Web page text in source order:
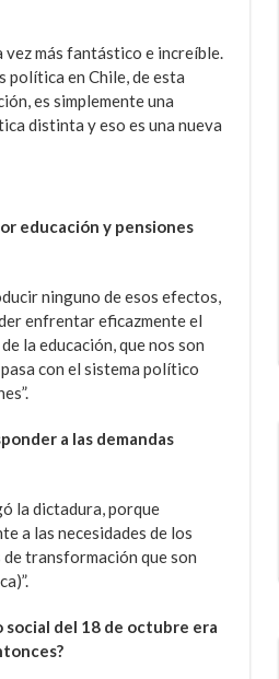
vez más fantástico e increíble.
política en Chile, de esta
es simplemente una
distinta y eso es una nueva
educación y pensiones
ninguno de esos efectos,
enfrentar eficazmente el
la educación, que nos son
con el sistema político
a las demandas
la dictadura, porque
a las necesidades de los
transformación que son
social del 18 de octubre era